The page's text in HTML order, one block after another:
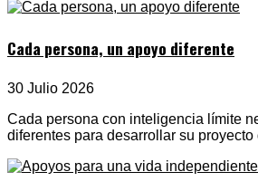
Cada persona, un apoyo diferente
30 Julio 2026
Cada persona con inteligencia límite
diferentes para desarrollar su proyecto